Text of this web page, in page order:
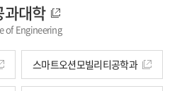
과대학
of Engineering
스마트오션모빌리티공학과